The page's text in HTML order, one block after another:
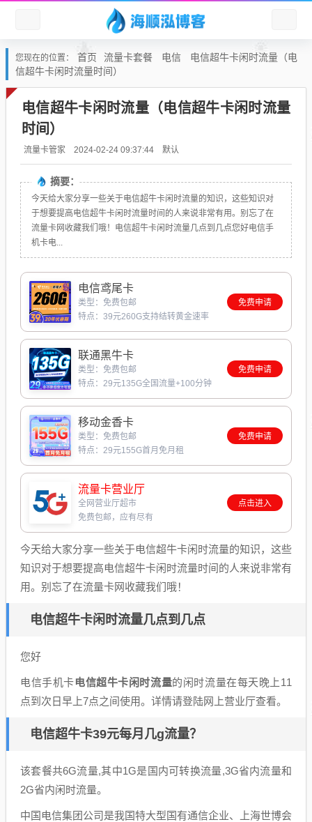
您现在的位置： 首页 流量卡套餐 电信
电信超牛卡闲时流量（电
信超牛卡闲时流量时间）
电信超牛卡闲时流量（电信超牛卡闲时流量
时间）
流量卡管家 2024-02-24 09:37:44 默认
摘要：
今天给大家分享一些关于电信超牛卡闲时流量的知识，这些知识对
于想要提高电信超牛卡闲时流量时间的人来说非常有用。别忘了在
流量卡网收藏我们哦！电信超牛卡闲时流量几点到几点您好电信手
机卡电...
电信鸢尾卡
类型：免费包邮
特点：39元260G支持结转黄金速率
免费申请
联通黑牛卡
类型：免费包邮
特点：29元135G全国流量+100分钟
免费申请
移动金香卡
类型：免费包邮
特点：29元155G首月免月租
免费申请
流量卡营业厅
全网营业厅超市
免费包邮，应有尽有
点击进入
今天给大家分享一些关于电信超牛卡闲时流量的知识，这些
知识对于想要提高电信超牛卡闲时流量时间的人来说非常有
用。别忘了在流量卡网收藏我们哦！
电信超牛卡闲时流量几点到几点
您好
电信手机卡电信超牛卡闲时流量的闲时流量在每天晚上11
点到次日早上7点之间使用。详情请登陆网上营业厅查看。
电信超牛卡39元每月几g流量？
该套餐共6G流量,其中1G是国内可转换流量,3G省内流量和
2G省内闲时流量。
中国电信集团公司是我国特大型国有通信企业、上海世博会